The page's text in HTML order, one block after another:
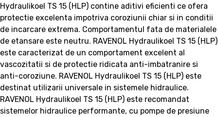
Hydraulikoel TS 15 (HLP) contine aditivi eficienti ce ofera
protectie excelenta impotriva coroziunii chiar si in conditii
de incarcare extrema. Comportamentul fata de materialele
de etansare este neutru. RAVENOL Hydraulikoel TS 15 (HLP)
este caracterizat de un comportament excelent al
vascozitatii si de protectie ridicata anti-imbatranire si
anti-coroziune. RAVENOL Hydraulikoel TS 15 (HLP) este
destinat utilizarii universale in sistemele hidraulice.
RAVENOL Hydraulikoel TS 15 (HLP) este recomandat
sistemelor hidraulice performante, cu pompe de presiune